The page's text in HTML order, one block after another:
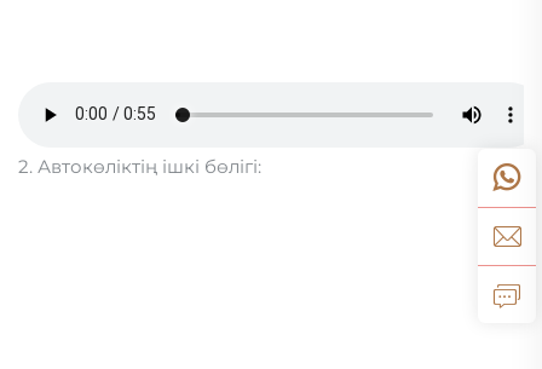
2. Автокөліктің ішкі бөлігі: